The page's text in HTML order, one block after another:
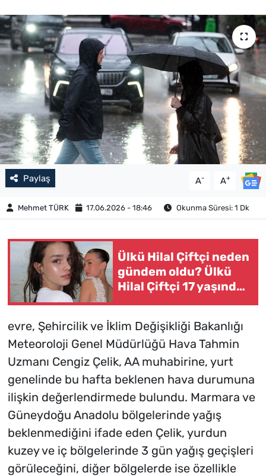
Paylaş A- A+
Mehmet TÜRK 17.06.2026 - 18:46 Okunma Süresi: 1 Dk
Ülkü Hilal Çiftçi neden
gündem oldu? Ülkü
Hilal Çiftçi 17 yaşında
evre, Şehircilik ve İklim Değişikliği Bakanlığı
Meteoroloji Genel Müdürlüğü Hava Tahmin
Uzmanı Cengiz Çelik, AA muhabirine, yurt
genelinde bu hafta beklenen hava durumuna
ilişkin değerlendirmede bulundu. Marmara ve
Güneydoğu Anadolu bölgelerinde yağış
beklenmediğini ifade eden Çelik, yurdun
kuzey ve iç bölgelerinde 3 gün yağış geçişleri
görüleceğini, diğer bölgelerde ise özellikle